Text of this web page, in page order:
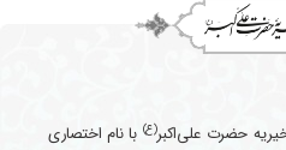
حضرت علی‌اکبر(ع) با نام اختصاری